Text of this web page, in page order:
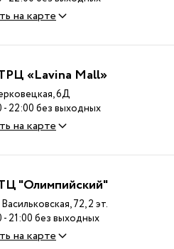
Чемоданы для
Детские смеси
Каши
Пюре и снеки
Стульчики для
Аксессуары для
стульчиков
Бутылочки для
Соски для бутылочек
Пустышки, карабины
на карте
«Lavina Mall»
6Д
- 22:00 без выходных
на карте
"Олимпийский"
Васильковская, 72, 2 эт.
- 21:00 без выходных
на карте